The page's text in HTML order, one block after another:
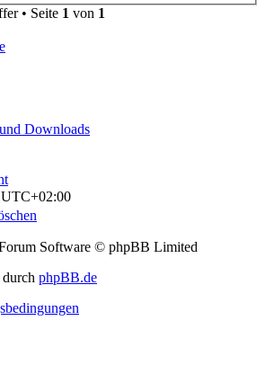
• Seite 1 von 1
Downloads
UTC+02:00
Software © phpBB Limited
durch phpBB.de